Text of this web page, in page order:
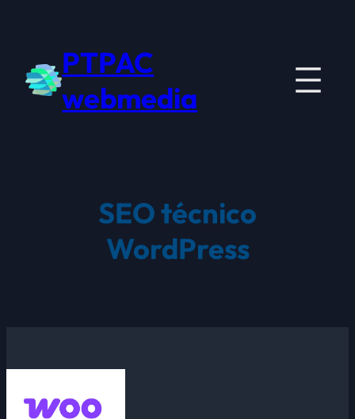
conteúdo
PTPAC
webmedia
SEO técnico
WordPress